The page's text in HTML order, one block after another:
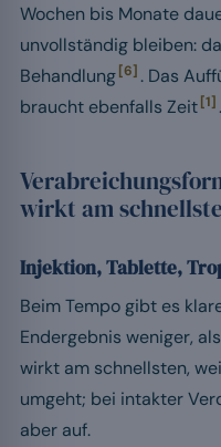
Wochen bis Monate
unvollständig bleiben:
Behandlung[6] . Das
braucht ebenfalls Zeit[1] .
wirkt am
Injektion, Tablette,
Beim Tempo gibt es
Endergebnis weniger,
wirkt am schnellsten,
umgeht; bei intakter
aber auf.